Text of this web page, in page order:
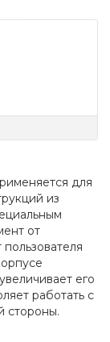
для
из
от
его
работать с
стороны.